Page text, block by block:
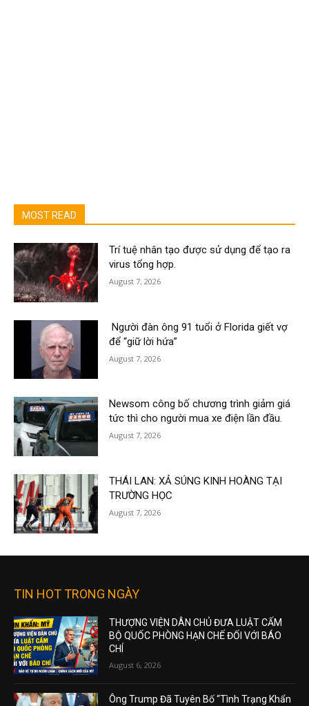
MOST READ
Trí tuệ nhân tạo được sử dụng để tạo ra
virus tổng hợp.
August 7, 2026
Người đàn ông 91 tuổi ở Florida giết vợ
để “giữ lời hứa”
August 7, 2026
Newsom công bố chương trình giảm giá
tức thì cho người mua xe điện lần đầu.
August 7, 2026
THÁI LAN: XẢ SÚNG KINH HOÀNG TẠI
TRƯỜNG HỌC
August 7, 2026
TIN HOT TRONG NGÀY
THƯỢNG VIỆN DÂN CHỦ ĐƯA LUẬT CẤM
BỘ QUỐC PHÒNG HẠN CHẾ ĐỐI VỚI BÁO
CHÍ
August 6, 2026
Ông Trump Đã Tuyên Bố “Tình Trạng Khẩn